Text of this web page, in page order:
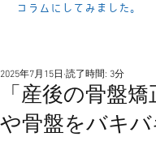
コラムにしてみました。
「産後の骨盤
や骨盤をバキバ
2025年7月15日 読了時間: 3分